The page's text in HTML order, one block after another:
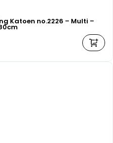
Katoen no.2226 – Multi –